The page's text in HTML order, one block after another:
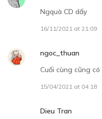
Không đề
Ngquà CD dấy
16/11/2021 at 21:09
ngoc_thuan
Cuối cùng cũng
15/04/2021 at 04:18
Dieu Tran